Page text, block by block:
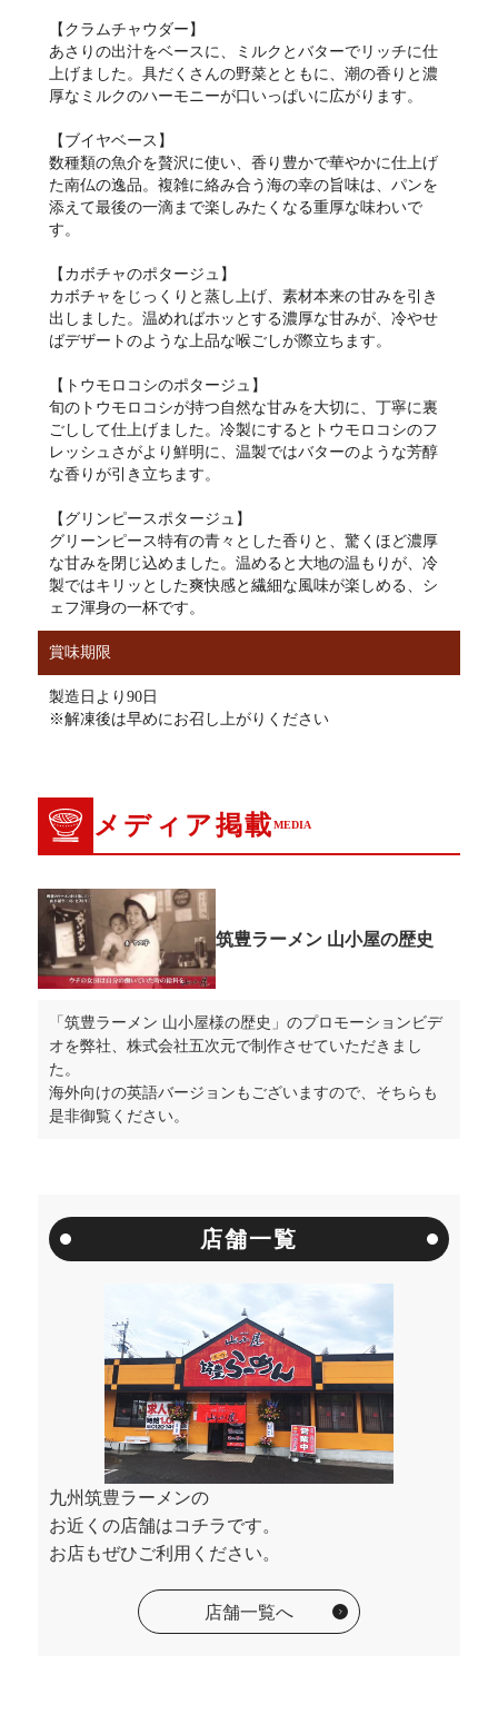
【クラムチャウダー】
あさりの出汁をベースに、ミルクとバターでリッチに仕
上げました。具だくさんの野菜とともに、潮の香りと濃
厚なミルクのハーモニーが口いっぱいに広がります。
【ブイヤベース】
数種類の魚介を贅沢に使い、香り豊かで華やかに仕上げ
た南仏の逸品。複雑に絡み合う海の幸の旨味は、パンを
添えて最後の一滴まで楽しみたくなる重厚な味わいで
す。
【カボチャのポタージュ】
カボチャをじっくりと蒸し上げ、素材本来の甘みを引き
出しました。温めればホッとする濃厚な甘みが、冷やせ
ばデザートのような上品な喉ごしが際立ちます。
【トウモロコシのポタージュ】
旬のトウモロコシが持つ自然な甘みを大切に、丁寧に裏
ごしして仕上げました。冷製にするとトウモロコシのフ
レッシュさがより鮮明に、温製ではバターのような芳醇
な香りが引き立ちます。
【グリンピースポタージュ】
グリーンピース特有の青々とした香りと、驚くほど濃厚
な甘みを閉じ込めました。温めると大地の温もりが、冷
製ではキリッとした爽快感と繊細な風味が楽しめる、シ
ェフ渾身の一杯です。
賞味期限
製造日より90日
※解凍後は早めにお召し上がりください
メディア掲載MEDIA
筑豊ラーメン 山小屋の歴史
「筑豊ラーメン 山小屋様の歴史」のプロモーションビデ
オを弊社、株式会社五次元で制作させていただきまし
た。
海外向けの英語バージョンもございますので、そちらも
是非御覧ください。
店舗一覧
九州筑豊ラーメンの
お近くの店舗はコチラです。
お店もぜひご利用ください。
店舗一覧へ